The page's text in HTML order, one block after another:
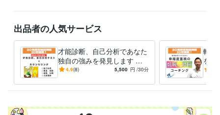
出品者の人気サービス
才能診断、自己分析であなた
独自の強みを発見します 独
立起業、副業、転職でのあな
る！
4.9(8) 5,500 円 /30分
転職
を活
自己
いを